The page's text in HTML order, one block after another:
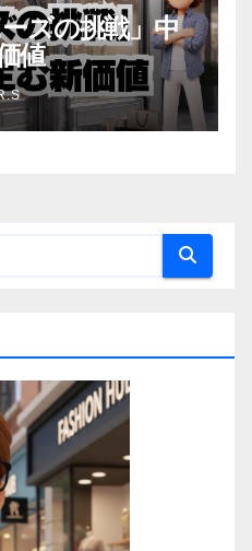
ズの挑戦」中
値